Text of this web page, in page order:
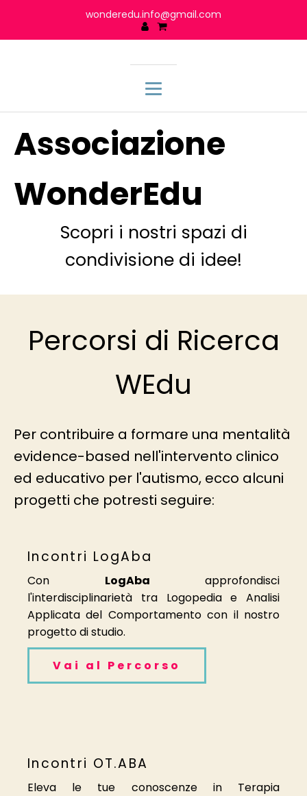
wonderedu.info@gmail.com
Associazione
WonderEdu
Scopri i nostri spazi di
condivisione di idee!
Percorsi di Ricerca
WEdu
Per contribuire a formare una mentalità
evidence-based nell'intervento clinico
ed educativo per l'autismo, ecco alcuni
progetti che potresti seguire:
Incontri LogAba
Con LogAba approfondisci
l'interdisciplinarietà tra Logopedia e Analisi
Applicata del Comportamento con il nostro
progetto di studio.
Vai al Percorso
Incontri OT.ABA
Eleva le tue conoscenze in Terapia